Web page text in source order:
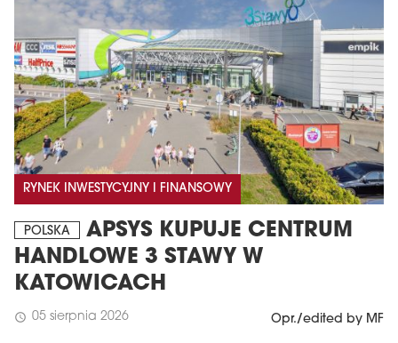
RYNEK INWESTYCYJNY I FINANSOWY
POLSKA
APSYS KUPUJE CENTRUM
HANDLOWE 3 STAWY W
KATOWICACH
schedule 05 sierpnia 2026 Opr./edited by MF